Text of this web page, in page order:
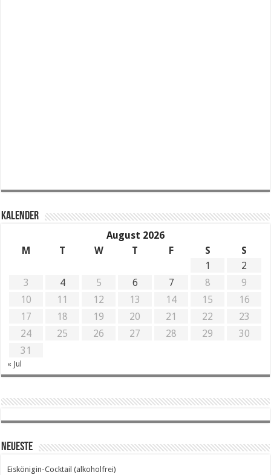
KALENDER
August 2026
M
T W T F S
S
1
2
3
4 5 6 7 8
9
10
11 12 13 14 15
16
17
18 19 20 21 22
23
24
25 26 27 28 29
30
31
« Jul
Neueste
Eiskönigin-Cocktail (alkoholfrei)